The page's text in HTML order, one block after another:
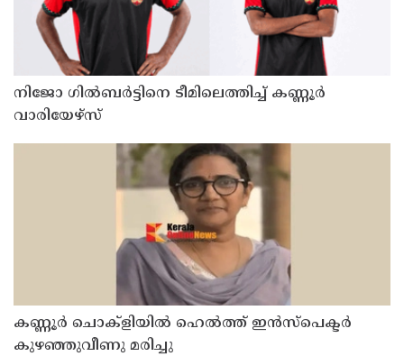
നിജോ ഗിൽബർട്ടിനെ ടീമിലെത്തിച്ച് കണ്ണൂർ
വാരിയേഴ്സ്
കണ്ണൂർ ചൊക്ളിയിൽ ഹെൽത്ത് ഇൻസ്പെക്ടർ
കുഴഞ്ഞുവീണു മരിച്ചു